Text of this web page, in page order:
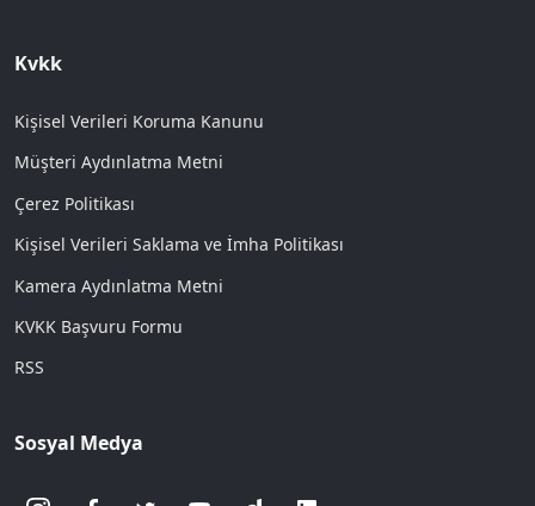
Kvkk
Kişisel Verileri Koruma Kanunu
Müşteri Aydınlatma Metni
Çerez Politikası
Kişisel Verileri Saklama ve İmha Politikası
Kamera Aydınlatma Metni
KVKK Başvuru Formu
RSS
Sosyal Medya